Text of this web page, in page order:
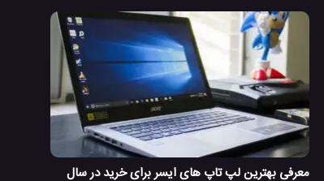
معرفی بهترین لپ تاپ های ایسر برای خرید در سال